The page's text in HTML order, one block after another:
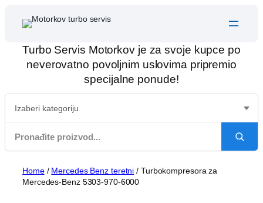
Turbo Servis Motorkov je za svoje kupce po
neverovatno povoljnim uslovima pripremio
specijalne ponude!
Home/ Mercedes Benz teretni / Turbokompresora za
Mercedes-Benz 5303-970-6000